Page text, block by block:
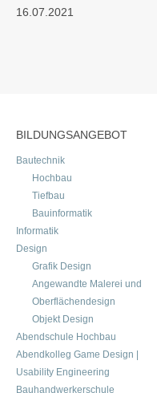
16.07.2021
BILDUNGSANGEBOT
Bautechnik
Hochbau
Tiefbau
Bauinformatik
Informatik
Design
Grafik Design
Angewandte Malerei und
Oberflächendesign
Objekt Design
Abendschule Hochbau
Abendkolleg Game Design |
Usability Engineering
Bauhandwerkerschule